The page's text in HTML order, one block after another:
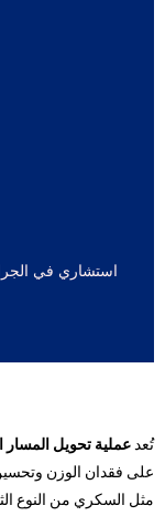
استشاري في
تُعدعملية تحويل المسار
على فقدان الوزن
مثل السكري من النوع